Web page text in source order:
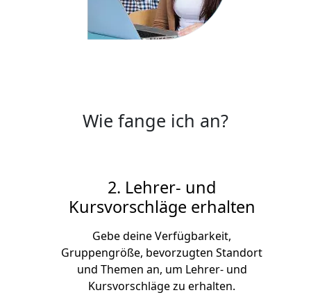
Wie fange ich an?
2. Lehrer- und
Kursvorschläge erhalten
Gebe deine Verfügbarkeit,
Gruppengröße, bevorzugten Standort
und Themen an, um Lehrer- und
Kursvorschläge zu erhalten.